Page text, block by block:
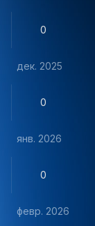
0
дек. 2025
0
янв. 2026
0
февр. 2026